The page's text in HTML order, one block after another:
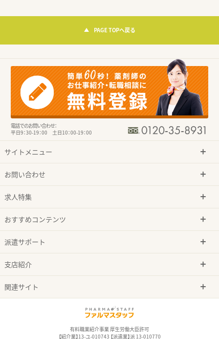
PAGE TOPへ戻る
電話でのお問い合わせ：
平日9：30-19：00 土日10：00-19：00
サイトメニュー
お問い合わせ
求人特集
おすすめコンテンツ
派遣サポート
支店紹介
関連サイト
有料職業紹介事業 厚生労働大臣許可
【紹介業】13-ユ-010743 【派遣業】派 13-010770